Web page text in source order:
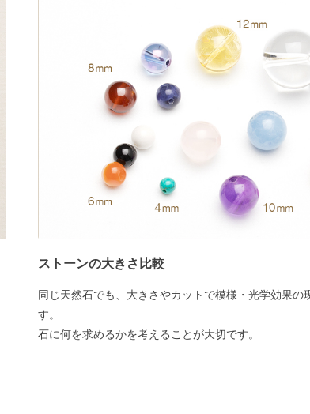
ストーンの大きさ比較
同じ天然石でも、大きさやカットで模様・光学効果の
す。
石に何を求めるかを考えることが大切です。